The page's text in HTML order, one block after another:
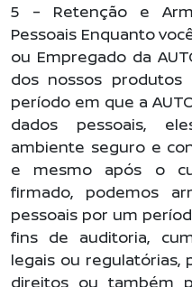
5 – Retenção e
Pessoais Enquanto
ou Empregado da
dos nossos
período em que a
dados pessoais,
ambiente seguro e
e mesmo após o
firmado, podemos
pessoais por um
fins de auditoria,
legais ou regulatórias,
direitos ou também